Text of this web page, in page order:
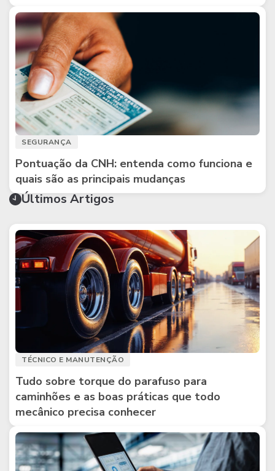
SEGURANÇA
Pontuação da CNH: entenda como funciona e
quais são as principais mudanças
Últimos Artigos
TÉCNICO E MANUTENÇÃO
Tudo sobre torque do parafuso para
caminhões e as boas práticas que todo
mecânico precisa conhecer